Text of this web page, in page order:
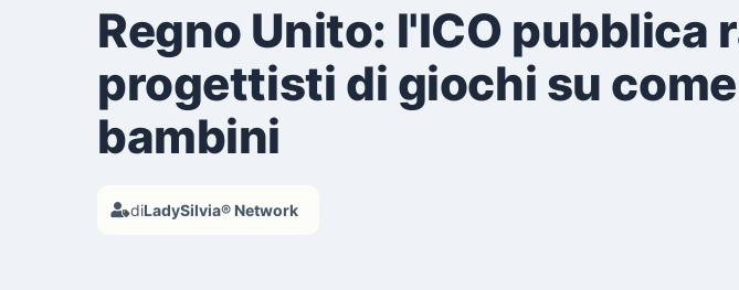
Regno Unito: l'ICO pubblica
progettisti di giochi su
bambini
diLadySilvia® Network